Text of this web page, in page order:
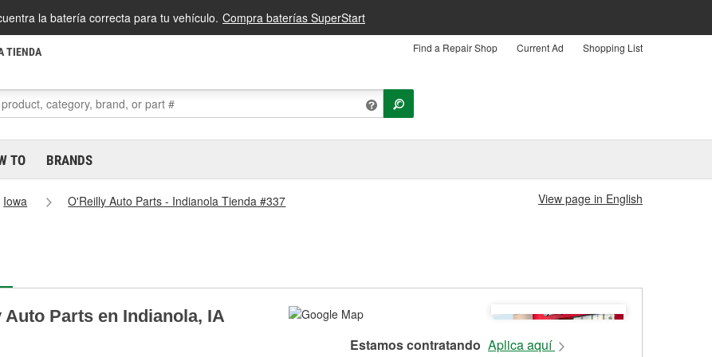
la batería correcta para tu vehículo. Compra baterías SuperStart
TIENDA Find a Repair Shop Current Ad Shopping List
TO BRANDS
Iowa
O'Reilly Auto Parts - Indianola Tienda #337
View page in English
Parts en Indianola, IA
Estamos contratando Aplica aquí